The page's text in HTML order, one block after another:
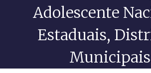
Adolescente
Estaduais,